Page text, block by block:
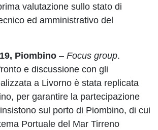
valutazione sullo stato di
ed amministrativo del
Piombino – Focus group.
e discussione con gli
a Livorno è stata replicata
per garantire la partecipazione
sul porto di Piombino, di cui
Portuale del Mar Tirreno